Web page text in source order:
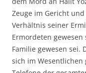
Zeuge im Gericht
Verhältnis seiner
Ermordeten
Familie gewesen sei.
sich im Wesentlichen